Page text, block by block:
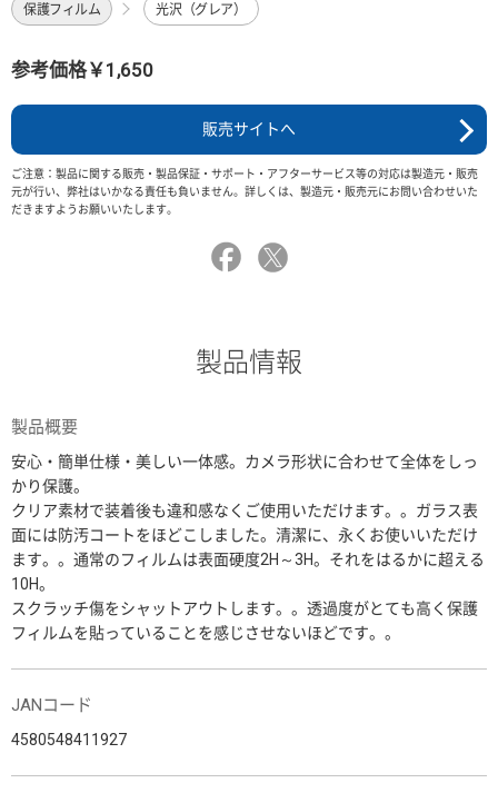
保護フィルム 光沢（グレア）
参考価格￥1,650
販売サイトへ
ご注意：製品に関する販売・製品保証・サポート・アフターサービス等の対応は製造元・販売
元が行い、弊社はいかなる責任も負いません。詳しくは、製造元・販売元にお問い合わせいた
だきますようお願いいたします。
製品情報
製品概要
安心・簡単仕様・美しい一体感。カメラ形状に合わせて全体をしっ
かり保護。
クリア素材で装着後も違和感なくご使用いただけます。。ガラス表
面には防汚コートをほどこしました。清潔に、永くお使いいただけ
ます。。通常のフィルムは表面硬度2H～3H。それをはるかに超える
10H。
スクラッチ傷をシャットアウトします。。透過度がとても高く保護
フィルムを貼っていることを感じさせないほどです。。
JANコード
4580548411927